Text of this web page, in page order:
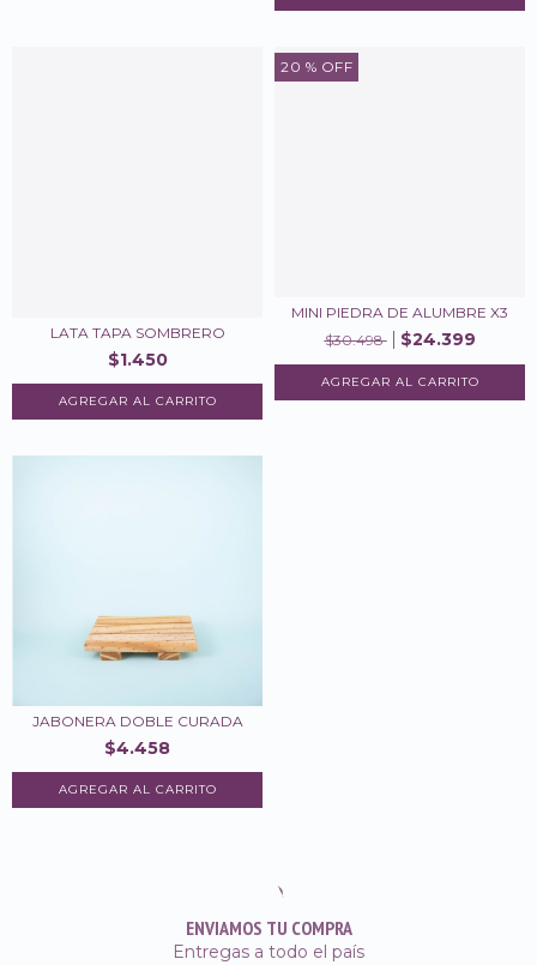
LATA TAPA SOMBRERO
$1.450
20 % OFF
MINI PIEDRA DE ALUMBRE X3
$30.498
$24.399
JABONERA DOBLE CURADA
$4.458
ENVIAMOS TU COMPRA
Entregas a todo el país